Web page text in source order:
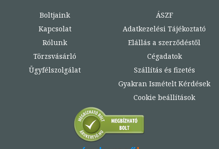
Boltjaink
Kapcsolat
Rólunk
Törzsvásárló
Ügyfélszolgálat
ÁSZF
Adatkezelési Tájékoztató
Elállás a szerződéstől
Cégadatok
Szállítás és fizetés
Gyakran Ismételt Kérdések
Cookie beállítások